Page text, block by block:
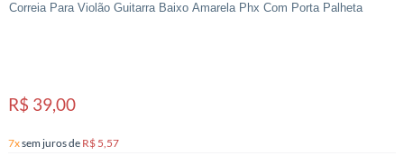
Correia Para Violão Guitarra Baixo Amarela Phx Com Porta Palheta
R$ 39,00
7xsem jurosde R$ 5,57